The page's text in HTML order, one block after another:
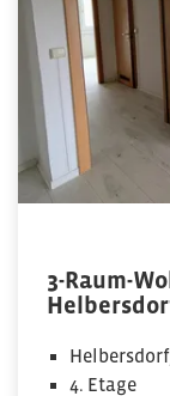
3-Raum-
4. Etage